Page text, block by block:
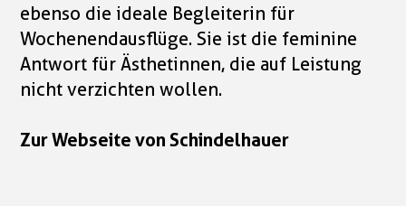
ebenso die ideale Begleiterin für
Wochenendausflüge. Sie ist die feminine
Antwort für Ästhetinnen, die auf Leistung
nicht verzichten wollen.
Zur Webseite von Schindelhauer